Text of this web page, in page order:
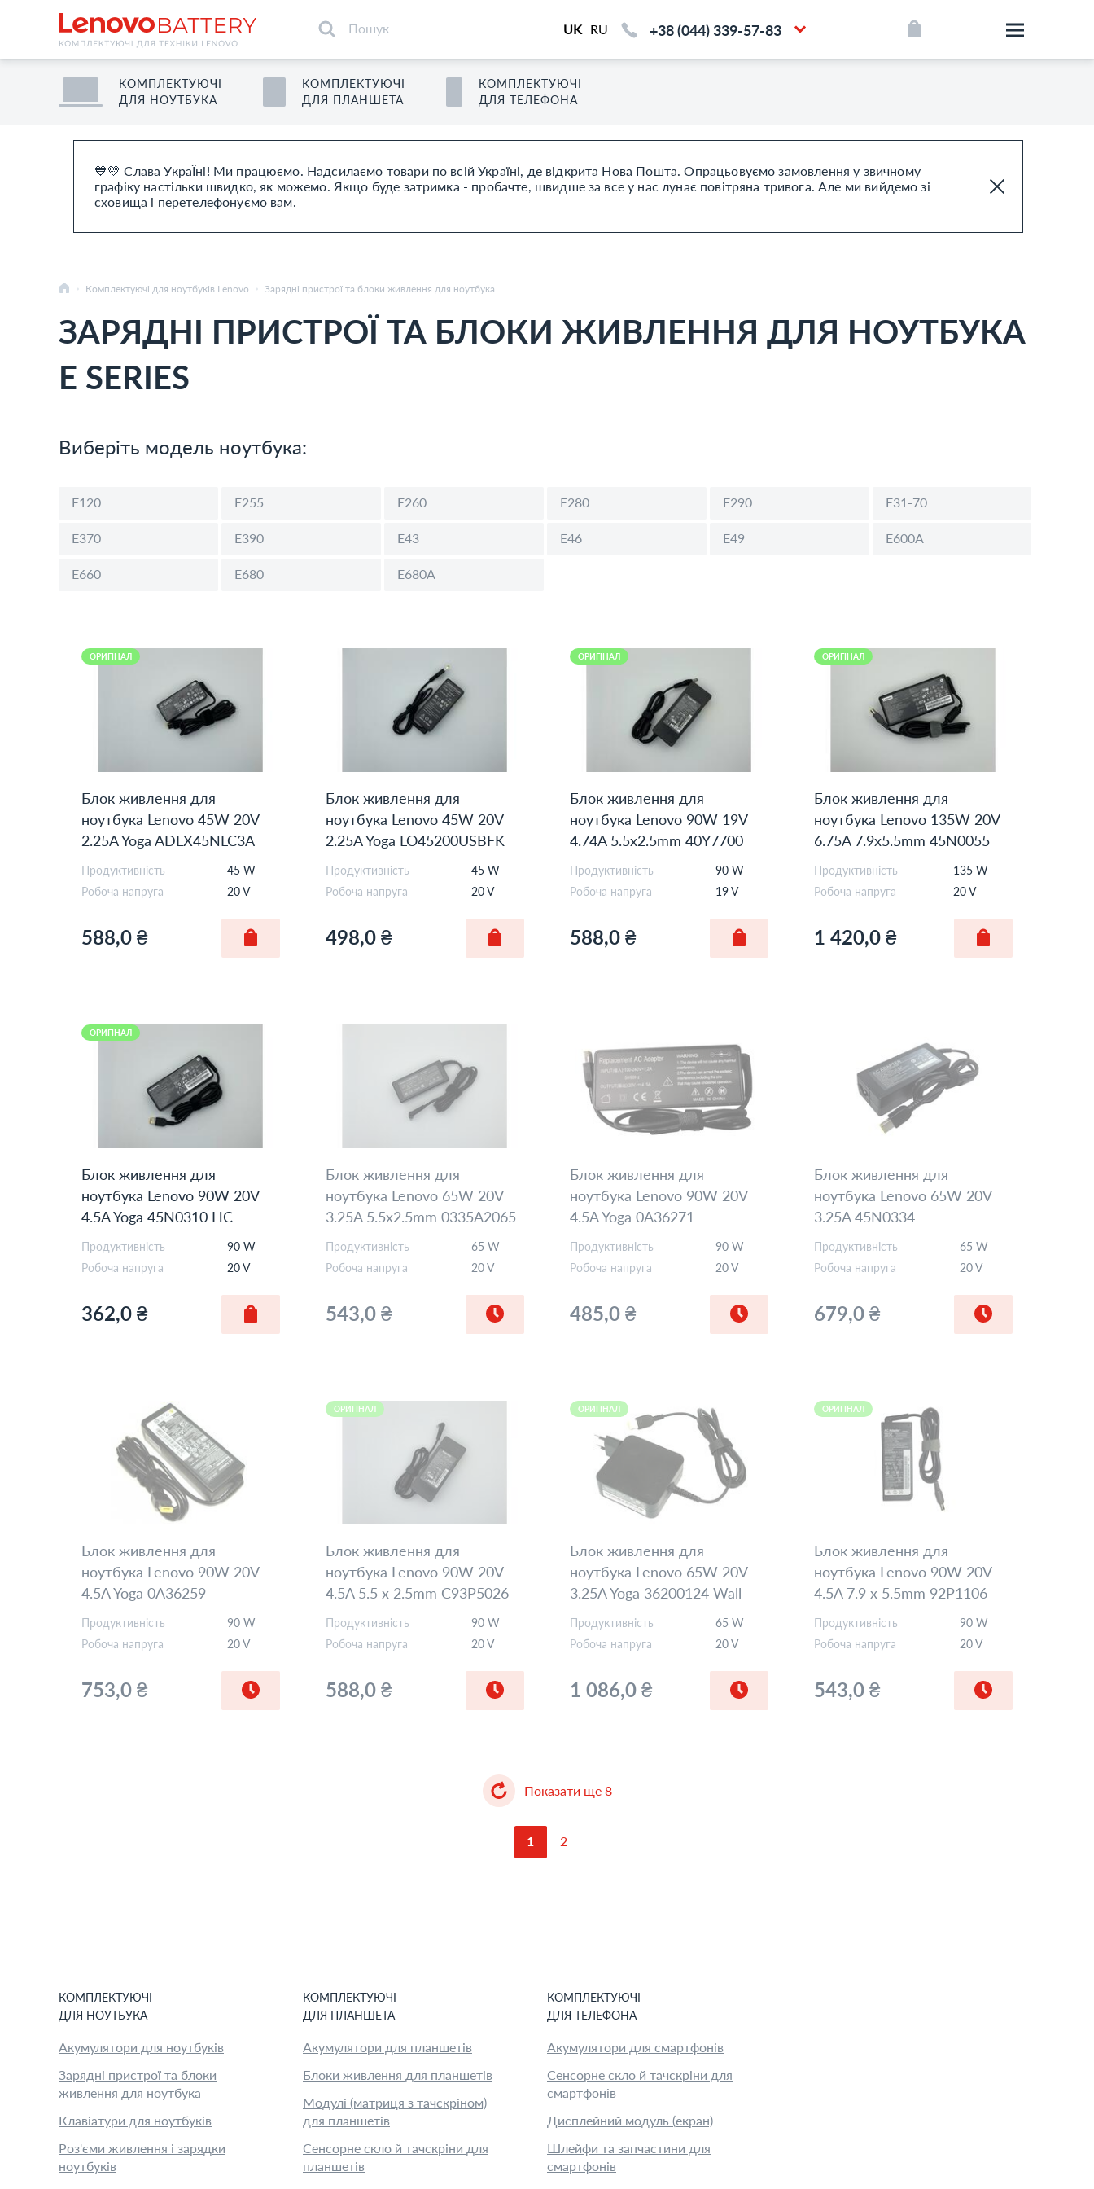
💙💛 Слава УкраЇні! Ми працюємо. Надсилаємо товари по всій Україні, де відкрита Нова Пошта. Опрацьовуємо замовлення у звичному
графіку настільки швидко, як можемо. Якщо буде затримка - пробачте, швидше за все у нас лунає повітряна тривога. Але ми вийдемо зі
сховища і перетелефонуємо вам.
UK RU +38 (044) 339-57-83
КОМПЛЕКТУЮЧІ
ДЛЯ
НОУТБУКА
КОМПЛЕКТУЮЧІ
ДЛЯ
ПЛАНШЕТА
КОМПЛЕКТУЮЧІ
ДЛЯ ТЕЛЕФОН А
Комплектуючі для ноутбуків Lenovo Зарядні пристрої та блоки живлення для ноутбука
ЗАРЯДНІ ПРИСТРОЇ ТА БЛОКИ ЖИВЛЕННЯ ДЛЯ НОУТБУКА
E SERIES
Виберіть модель ноутбука:
E120 E255 E260 E280 E290 E31-70
E370 E390 E43 E46 E49 E600A
E660 E680 E680A
ОРИГІНАЛ
Блок живлення для
ноутбука Lenovo 45W 20V
2.25A Yoga ADLX45NLC3A
Orig
Продуктивність
45 W
Робоча напруга
20 V
588,0 ₴
Блок живлення для
ноутбука Lenovo 45W 20V
2.25A Yoga LO45200USBFK
OEM
Продуктивність
45 W
Робоча напруга
20 V
498,0 ₴
ОРИГІНАЛ
Блок живлення для
ноутбука Lenovo 90W 19V
4.74A 5.5x2.5mm 40Y7700
Orig
Продуктивність
90 W
Робоча напруга
19 V
588,0 ₴
ОРИГІНАЛ
Блок живлення для
ноутбука Lenovo 135W 20V
6.75A 7.9x5.5mm 45N0055
Orig
Продуктивність
135 W
Робоча напруга
20 V
1 420,0 ₴
ОРИГІНАЛ
Блок живлення для
ноутбука Lenovo 90W 20V
4.5A Yoga 45N0310 HC
Продуктивність
90 W
Робоча напруга
20 V
362,0 ₴
Блок живлення для
ноутбука Lenovo 65W 20V
3.25A 5.5x2.5mm 0335A2065
OEM
Продуктивність
65 W
Робоча напруга
20 V
543,0 ₴
Блок живлення для
ноутбука Lenovo 90W 20V
4.5A Yoga 0A36271
REPLACEMENT
Продуктивність
90 W
Робоча напруга
20 V
485,0 ₴
Блок живлення для
ноутбука Lenovo 65W 20V
3.25A 45N0334
REPLACEMENT
Продуктивність
65 W
Робоча напруга
20 V
679,0 ₴
Блок живлення для
ноутбука Lenovo 90W 20V
4.5A Yoga 0A36259
REPLACEMENT
Продуктивність
90 W
Робоча напруга
20 V
753,0 ₴
ОРИГІНАЛ
Блок живлення для
ноутбука Lenovo 90W 20V
4.5A 5.5 x 2.5mm C93P5026
Orig
Продуктивність
90 W
Робоча напруга
20 V
588,0 ₴
ОРИГІНАЛ
Блок живлення для
ноутбука Lenovo 65W 20V
3.25A Yoga 36200124 Wall
Orig
Продуктивність
65 W
Робоча напруга
20 V
1 086,0 ₴
ОРИГІНАЛ
Блок живлення для
ноутбука Lenovo 90W 20V
4.5A 7.9 x 5.5mm 92P1106
Orig
Продуктивність
90 W
Робоча напруга
20 V
543,0 ₴
Показати ще 8
1 2
КОМПЛЕКТУЮЧІ
ДЛЯ НОУТБУКА
Акумулятори для ноутбуків
Зарядні пристрої та блоки
живлення для ноутбука
Клавіатури для ноутбуків
Роз'єми живлення і зарядки
ноутбуків
КОМПЛЕКТУЮЧІ
ДЛЯ ПЛАНШЕТА
Акумулятори для планшетів
Блоки живлення для планшетів
Модулі (матриця з тачскріном)
для планшетів
Сенсорне скло й тачскріни для
планшетів
КОМПЛЕКТУЮЧІ
ДЛЯ ТЕЛЕФОНА
Акумулятори для смартфонів
Сенсорне скло й тачскріни для
смартфонів
Дисплейний модуль (екран)
Шлейфи та запчастини для
смартфонів